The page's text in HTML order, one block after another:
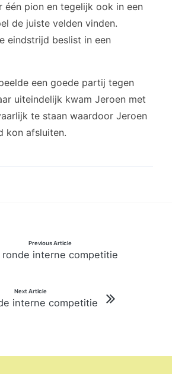
één pion en tegelijk ook in een
de juiste velden vinden.
eindstrijd beslist in een
een goede partij tegen
uiteindelijk kwam Jeroen met
te staan waardoor Jeroen
kon afsluiten.
Previous Article
ronde interne competitie
Next Article
interne competitie